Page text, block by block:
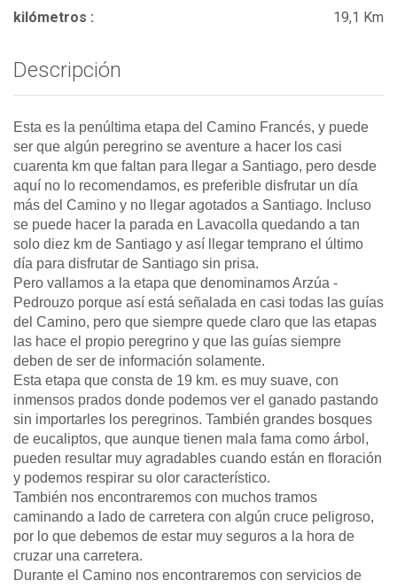
kilómetros :
19,1 Km
Descripción
Esta es la penúltima etapa del Camino Francés, y puede
ser que algún peregrino se aventure a hacer los casi
cuarenta km que faltan para llegar a Santiago, pero desde
aquí no lo recomendamos, es preferible disfrutar un día
más del Camino y no llegar agotados a Santiago. Incluso
se puede hacer la parada en Lavacolla quedando a tan
solo diez km de Santiago y así llegar temprano el último
día para disfrutar de Santiago sin prisa.
Pero vallamos a la etapa que denominamos Arzúa -
Pedrouzo porque así está señalada en casi todas las guías
del Camino, pero que siempre quede claro que las etapas
las hace el propio peregrino y que las guías siempre
deben de ser de información solamente.
Esta etapa que consta de 19 km. es muy suave, con
inmensos prados donde podemos ver el ganado pastando
sin importarles los peregrinos. También grandes bosques
de eucaliptos, que aunque tienen mala fama como árbol,
pueden resultar muy agradables cuando están en floración
y podemos respirar su olor característico.
También nos encontraremos con muchos tramos
caminando a lado de carretera con algún cruce peligroso,
por lo que debemos de estar muy seguros a la hora de
cruzar una carretera.
Durante el Camino nos encontraremos con servicios de